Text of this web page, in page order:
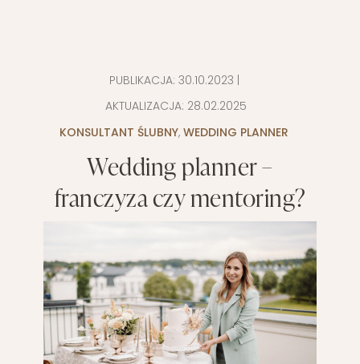
PUBLIKACJA: 30.10.2023
AKTUALIZACJA: 28.02.2025
KONSULTANT ŚLUBNY, WEDDING PLANNER
Wedding planner –
franczyza czy mentoring?